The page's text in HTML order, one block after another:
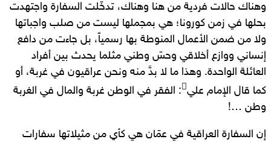
وهناك حالات فردية من هنا وهناك، تدخّلت السفارة واجتهدت
بحلها في زمن كورونا؛ هي بمجملها ليست من صلب واجباتها
ولا من ضمن الأعمال المنوطة بها رسمياً، بل جاءت من دافع
إنساني ووازع أخلاقي وحسّ وطني مثلما يحدث بين أفراد
العائلة الواحدة. وهذا ما لا بدَّ منه ونحن عراقيون في غربة، أو
كما قال الإمام علي: الفقر في الوطن غربة والمال في الغربة
وطن …!
إن السفارة العراقية في عمّان هي كأي من مثيلاتها سفارات